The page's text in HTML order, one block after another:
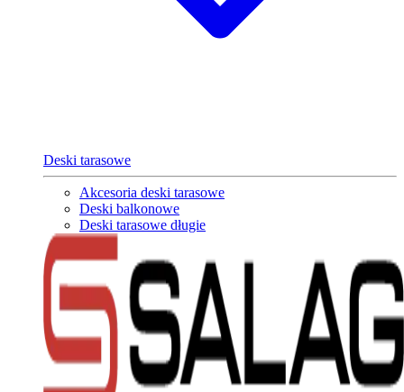
Deski tarasowe
Akcesoria deski tarasowe
Deski balkonowe
Deski tarasowe długie